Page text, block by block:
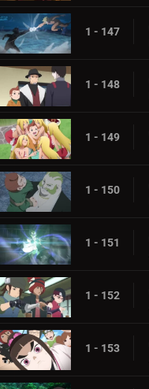
1 - 147
1 - 148
1 - 149
1 - 150
1 - 151
1 - 152
1 - 153